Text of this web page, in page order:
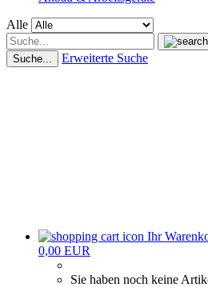
Alle
Suche... Erweiterte Suche
Ihr
0,00 EUR
Sie haben noch keine